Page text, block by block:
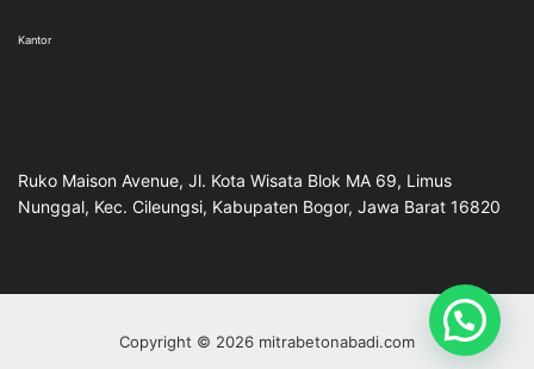
Kantor
Ruko Maison Avenue, Jl. Kota Wisata Blok MA 69, Limus
Nunggal, Kec. Cileungsi, Kabupaten Bogor, Jawa Barat 16820
Copyright © 2026 mitrabetonabadi.com